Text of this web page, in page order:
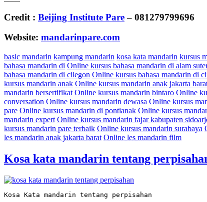
Credit : Beijing Institute Pare– 081279799696
Website: mandarinpare.com
basic mandarin kampung mandarin kosa kata mandarin kursus
bahasa mandarin di Online kursus bahasa mandarin di alam
bahasa mandarin di cilegon Online kursus bahasa mandarin di
kursus mandarin anak Online kursus mandarin anak jakarta
mandarin bersertifikat Online kursus mandarin bintaro Online
conversation Online kursus mandarin dewasa Online kursus
pare Online kursus mandarin di pontianak Online kursus
mandarin expert Online kursus mandarin fajar kabupaten
kursus mandarin pare terbaik Online kursus mandarin surabaya
les mandarin anak jakarta barat Online les mandarin film
Kosa kata mandarin tentang
Kosa Kata mandarin tentang perpisahan